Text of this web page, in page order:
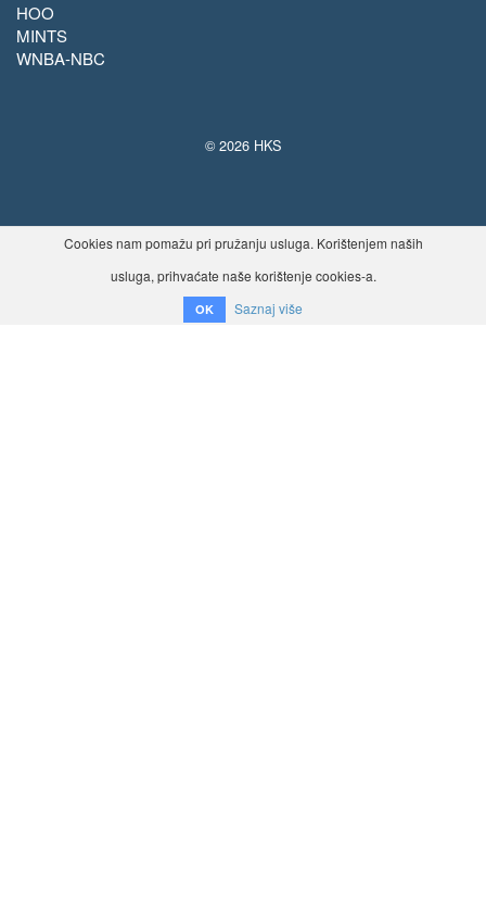
HOO
MINTS
WNBA-NBC
© 2026 HKS
Cookies nam pomažu pri pružanju usluga. Korištenjem naših
usluga, prihvaćate naše korištenje cookies-a.
OK Saznaj više